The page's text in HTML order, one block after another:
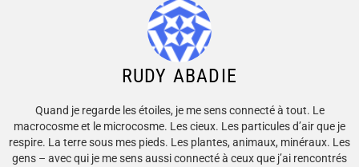
RUDY ABADIE
Quand je regarde les étoiles, je me sens connecté à tout. Le
macrocosme et le microcosme. Les cieux. Les particules d’air que je
respire. La terre sous mes pieds. Les plantes, animaux, minéraux. Les
gens – avec qui je me sens aussi connecté à ceux que j’ai rencontrés